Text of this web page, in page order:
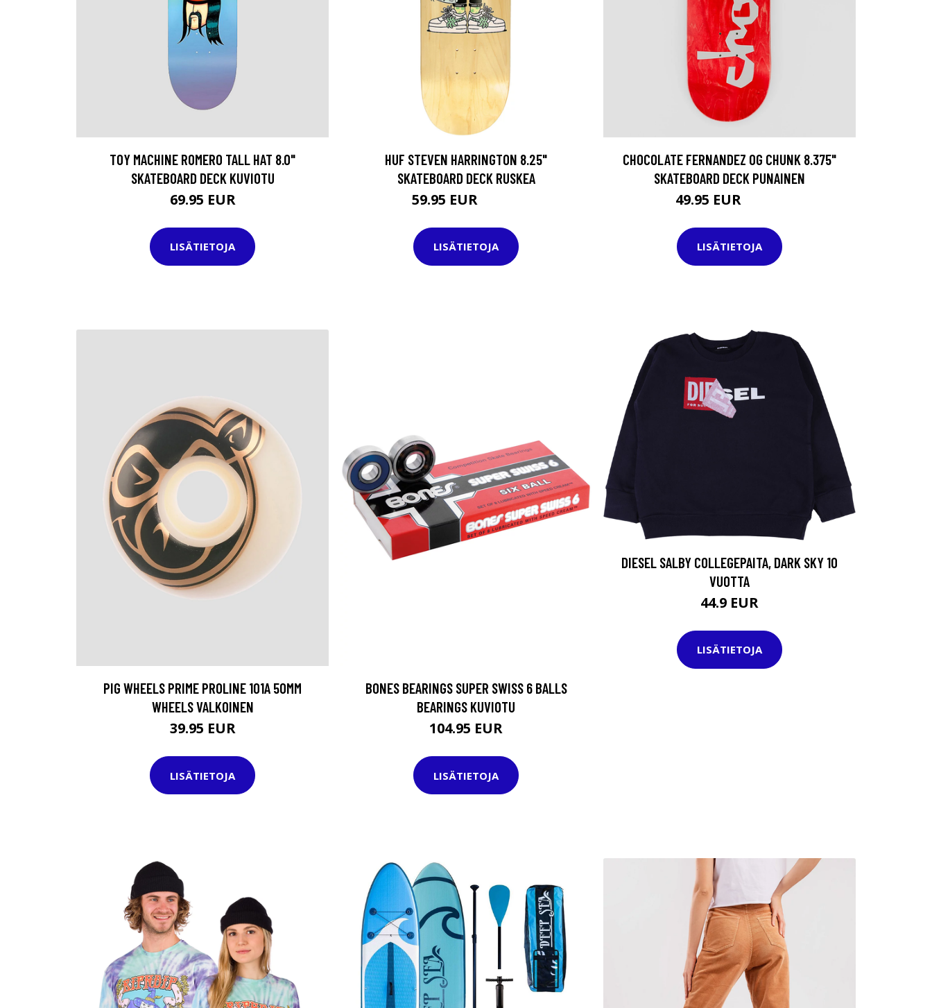
TOY MACHINE ROMERO TALL HAT 8.0"
SKATEBOARD DECK KUVIOTU
69.95 EUR
LISÄTIETOJA
HUF STEVEN HARRINGTON 8.25"
SKATEBOARD DECK RUSKEA
59.95 EUR
LISÄTIETOJA
CHOCOLATE FERNANDEZ OG CHUNK 8.375"
SKATEBOARD DECK PUNAINEN
49.95 EUR
LISÄTIETOJA
PIG WHEELS PRIME PROLINE 101A 50MM
WHEELS VALKOINEN
39.95 EUR
LISÄTIETOJA
BONES BEARINGS SUPER SWISS 6 BALLS
BEARINGS KUVIOTU
104.95 EUR
LISÄTIETOJA
DIESEL SALBY COLLEGEPAITA, DARK SKY 10
VUOTTA
44.9 EUR
LISÄTIETOJA